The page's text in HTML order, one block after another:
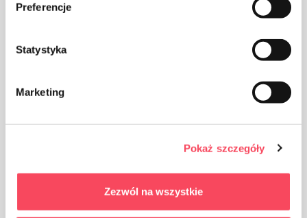
Preferencje
Statystyka
Marketing
Pokaż szczegóły
Zezwól na wszystkie
Uchovávajte mimo dosahu detí